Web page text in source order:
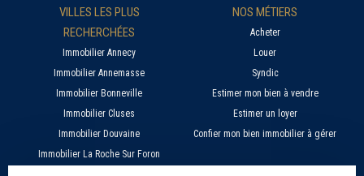
VILLES LES PLUS
RECHERCHÉES
Immobilier Annecy
Immobilier Annemasse
Immobilier Bonneville
Immobilier Cluses
Immobilier Douvaine
Immobilier La Roche Sur Foron
NOS MÉTIERS
Acheter
Louer
Syndic
Estimer mon bien à vendre
Estimer un loyer
Confier mon bien immobilier à gérer